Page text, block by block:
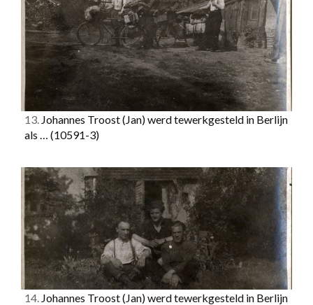
13. Johannes Troost (Jan) werd tewerkgesteld in Berlijn
als … (10591-3)
14. Johannes Troost (Jan) werd tewerkgesteld in Berlijn